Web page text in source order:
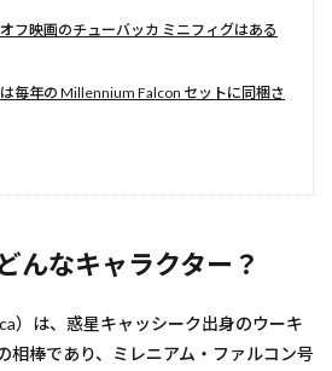
フ映画のチューバッカ ミニフィグはある
毎年の Millennium Falcon セットに同梱さ
んなキャラクター？
）は、惑星キャッシーク出身のウーキ
相棒であり、ミレニアム・ファルコン号